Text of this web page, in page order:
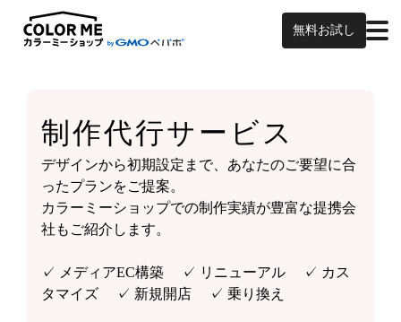
無料お試し
制作代行サービス
デザインから初期設定まで、あなたのご要望に合
ったプランをご提案。
カラーミーショップでの制作実績が豊富な提携会
社もご紹介します。
✓ メディアEC構築 ✓ リニューアル ✓ カス
タマイズ ✓ 新規開店 ✓ 乗り換え